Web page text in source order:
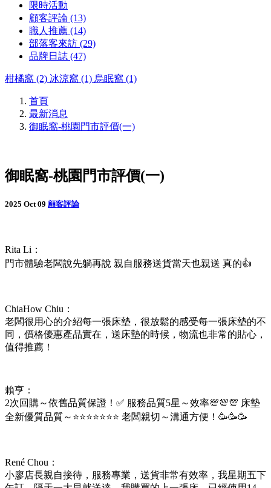
限時活動
顧客評論 (13)
職人推薦 (14)
部落客來訪 (29)
品牌日誌 (47)
柑橘窩 (2) 冰涼窩 (1) 烏眠窩 (1)
首頁
最新消息
御眠窩-桃園門市評價(一)
御眠窩-桃園門市評價(一)
2025 Oct 09 顧客評論
Rita Li：
門市體驗老闆說先躺再說 親自服務送貨當天也親送 真的👍
ChiaHow Chiu：
老闆很用心的介紹每一張床墊，很放鬆的感受每一張床墊的不
同，價格優惠產品實在，送床墊的時候，物流也非常的貼心，
值得推薦！
賴亨：
2次回購～依舊品質保證！✅️ 服務品質5星～效率💯💯💯 床墊
全新優質品質～⭐️⭐️⭐️⭐️⭐️⭐️⭐️ 老闆親切～溝通方便！🥳🥳🥳
René Chou：
小廖店長親自接待，服務專業，送貨非常有效率，我星期五下